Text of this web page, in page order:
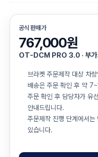
공식 판매가
767,000원
OT-DCM PRO 3.0 · 부가
브라켓 주문제작 대상 차
배송은 주문 확인 후 약
주문 확인 후 담당자가 유
안내드립니다.
주문제작 진행 단계에서는
있습니다.